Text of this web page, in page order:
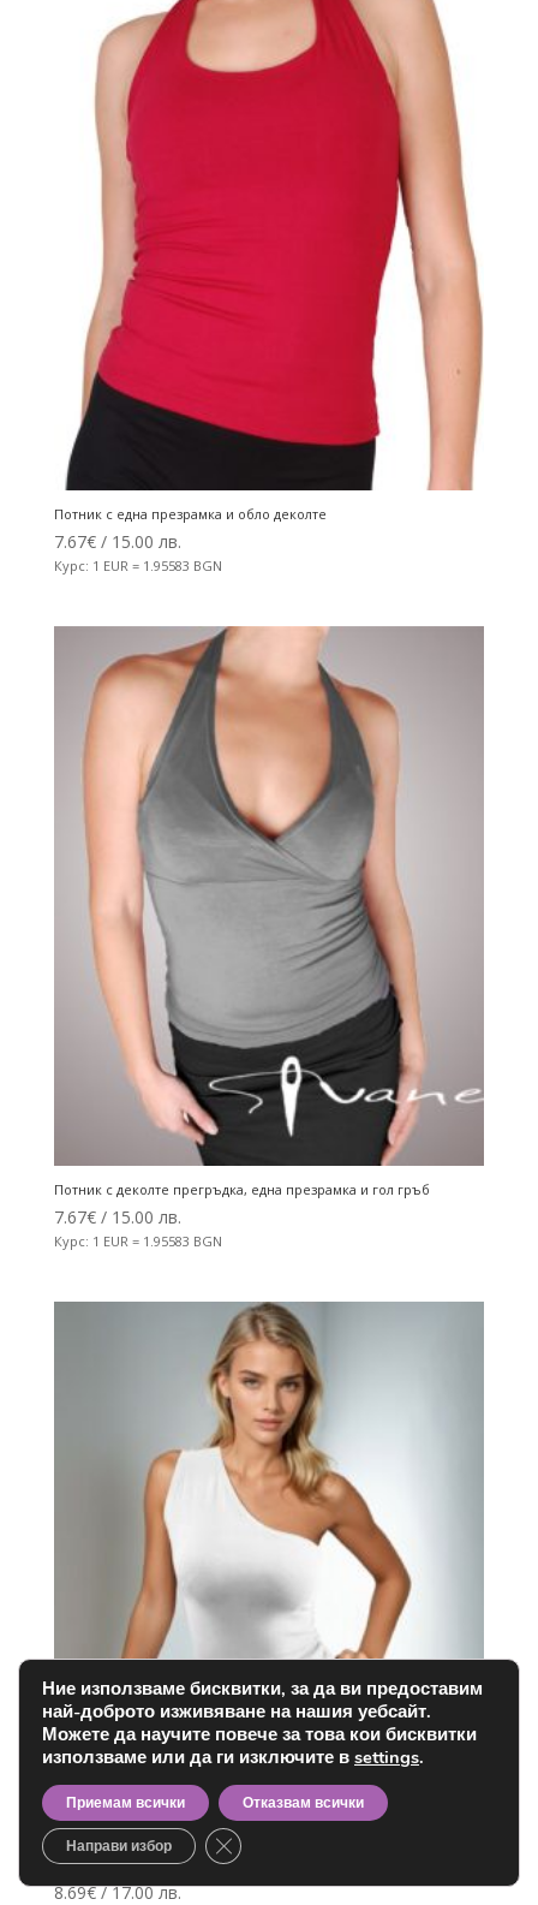
Потник с една презрамка и обло деколте
7.67€/ 15.00 лв.
Курс: 1 EUR = 1.95583 BGN
Потник с деколте прегръдка, една презрамка и гол гръб
7.67€/ 15.00 лв.
Курс: 1 EUR = 1.95583 BGN
Потник Уилма – с една презрамка и голо рамо
8.69€/ 17.00 лв.
Ние използваме бисквитки, за да ви предоставим
най-доброто изживяване на нашия уебсайт.
Можете да научите повече за това кои бисквитки
използваме или да ги изключите в settings.
Приемам всички Отказвам всички
Направи избор Close GDPR Cookie Banner